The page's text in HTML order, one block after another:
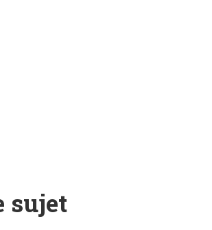
sujet